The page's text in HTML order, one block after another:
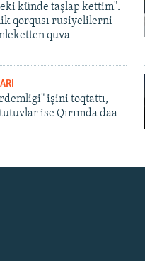
künde taşlap kettim".
qorqusı rusiyelilerni
quva
işini toqtattı,
ise Qırımda daa